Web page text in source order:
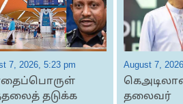
7, 2026, 5:23 pm
தடுக்க
August 7,
தலைவர்